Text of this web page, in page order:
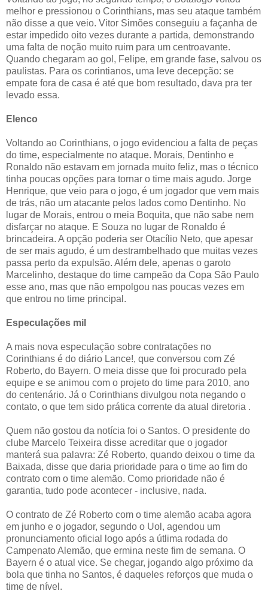
melhor e pressionou o Corinthians, mas seu ataque também
não disse a que veio. Vitor Simões conseguiu a façanha de
estar impedido oito vezes durante a partida, demonstrando
uma falta de noção muito ruim para um centroavante.
Quando chegaram ao gol, Felipe, em grande fase, salvou os
paulistas. Para os corintianos, uma leve decepção: se
empate fora de casa é até que bom resultado, dava pra ter
levado essa.
Elenco
Voltando ao Corinthians, o jogo evidenciou a falta de peças
do time, especialmente no ataque. Morais, Dentinho e
Ronaldo não estavam em jornada muito feliz, mas o técnico
tinha poucas opções para tornar o time mais agudo. Jorge
Henrique, que veio para o jogo, é um jogador que vem mais
de trás, não um atacante pelos lados como Dentinho. No
lugar de Morais, entrou o meia Boquita, que não sabe nem
disfarçar no ataque. E Souza no lugar de Ronaldo é
brincadeira. A opção poderia ser Otacílio Neto, que apesar
de ser mais agudo, é um destrambelhado que muitas vezes
passa perto da expulsão. Além dele, apenas o garoto
Marcelinho, destaque do time campeão da Copa São Paulo
esse ano, mas que não empolgou nas poucas vezes em
que entrou no time principal.
Especulações mil
A mais nova especulação sobre contratações no
Corinthians é do diário Lance!, que conversou com Zé
Roberto, do Bayern. O meia disse que foi procurado pela
equipe e se animou com o projeto do time para 2010, ano
do centenário. Já o Corinthians divulgou nota negando o
contato, o que tem sido prática corrente da atual diretoria .
Quem não gostou da notícia foi o Santos. O presidente do
clube Marcelo Teixeira disse acreditar que o jogador
manterá sua palavra: Zé Roberto, quando deixou o time da
Baixada, disse que daria prioridade para o time ao fim do
contrato com o time alemão. Como prioridade não é
garantia, tudo pode acontecer - inclusive, nada.
O contrato de Zé Roberto com o time alemão acaba agora
em junho e o jogador, segundo o Uol, agendou um
pronunciamento oficial logo após a útlima rodada do
Campenato Alemão, que ermina neste fim de semana. O
Bayern é o atual vice. Se chegar, jogando algo próximo da
bola que tinha no Santos, é daqueles reforços que muda o
time de nível.